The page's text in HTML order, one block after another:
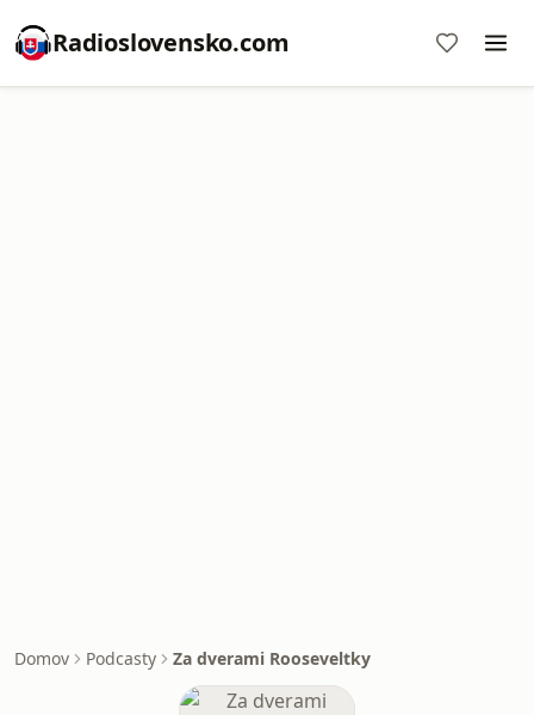
Radioslovensko.com
Domov Podcasty Za dverami Rooseveltky